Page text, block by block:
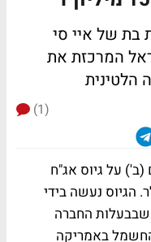
בת של איי סי
המרכזת את
הלטינית
(1)
על גיוס אג"ח
מיליון דולר. הגיוס נעשה בידי
שבבעלות החברה
באמריקה